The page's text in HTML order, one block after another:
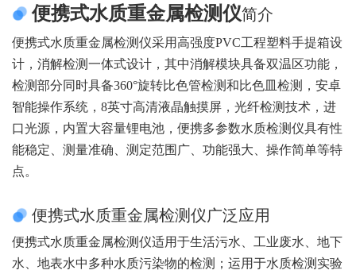
便携式水质重金属检测仪简介
便携式水质重金属检测仪采用高强度PVC工程塑料手提箱设
计，消解检测一体式设计，其中消解模块具备双温区功能，
检测部分同时具备360°旋转比色管检测和比色皿检测，安卓
智能操作系统，8英寸高清液晶触摸屏，光纤检测技术，进
口光源，内置大容量锂电池，便携多参数水质检测仪具有性
能稳定、测量准确、测定范围广、功能强大、操作简单等特
点。
便携式水质重金属检测仪广泛应用
便携式水质重金属检测仪适用于生活污水、工业废水、地下
水、地表水中多种水质污染物的检测；运用于水质检测实验